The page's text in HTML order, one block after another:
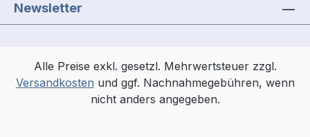
Newsletter
Alle Preise exkl. gesetzl. Mehrwertsteuer zzgl.
Versandkosten und ggf. Nachnahmegebühren, wenn
nicht anders angegeben.